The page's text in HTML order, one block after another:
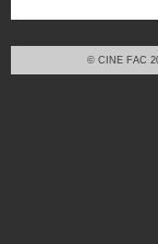
© CINE FAC